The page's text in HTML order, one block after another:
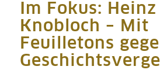
Im Fokus: Heinz
Knobloch – Mit
Feuilletons